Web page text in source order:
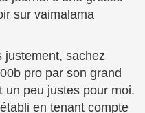
sur vaimalama
justement, sachez
pro par son grand
un peu justes pour moi.
en tenant compte